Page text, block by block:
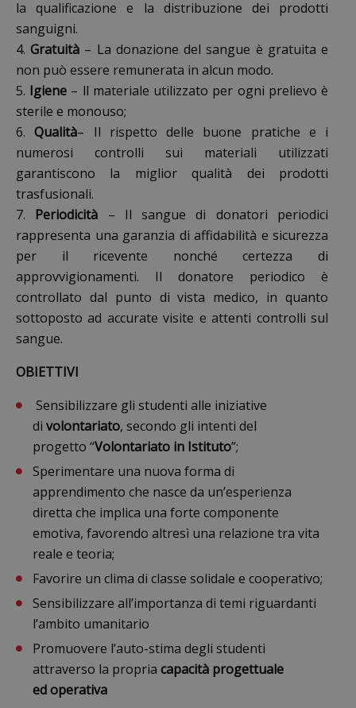
la qualificazione e la distribuzione dei prodotti
sanguigni.
4.Gratuità – La donazione del sangue è gratuita e
non può essere remunerata in alcun modo.
5. Igiene – ll materiale utilizzato per ogni prelievo è
sterile e monouso;
6.Qualità– Il rispetto delle buone pratiche e i
numerosi controlli sui materiali utilizzati
garantiscono la miglior qualità dei prodotti
trasfusionali.
7. Periodicità – Il sangue di donatori periodici
rappresenta una garanzia di affidabilità e sicurezza
per il ricevente nonché certezza di
approvvigionamenti. Il donatore periodico è
controllato dal punto di vista medico, in quanto
sottoposto ad accurate visite e attenti controlli sul
sangue.
OBIETTIVI
Sensibilizzare gli studenti alle iniziative
di volontariato, secondo gli intenti del
progetto “Volontariato in Istituto”;
Sperimentare una nuova forma di
apprendimento che nasce da un’esperienza
diretta che implica una forte componente
emotiva, favorendo altresì una relazione tra vita
reale e teoria;
Favorire un clima di classe solidale e cooperativo;
Sensibilizzare all’importanza di temi riguardanti
l’ambito umanitario
Promuovere l’auto-stima degli studenti
attraverso la propria capacità progettuale
edoperativa